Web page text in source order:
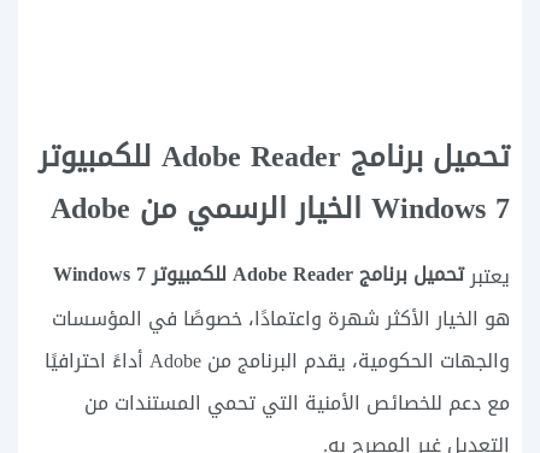
تحميل برنامج Adobe Reader للكمبيوتر
Windows 7 الخيار الرسمي من Adobe
يعتبرتحميل برنامج Adobe Reader للكمبيوتر Windows 7
هو الخيار الأكثر شهرة واعتمادًا، خصوصًا في المؤسسات
والجهات الحكومية، يقدم البرنامج من Adobe أداءً احترافيًا
مع دعم للخصائص الأمنية التي تحمي المستندات من
التعديل غير المصرح به.